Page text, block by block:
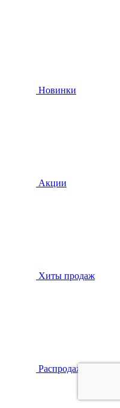
Новинки
Акции
Хиты продаж
Распродажа